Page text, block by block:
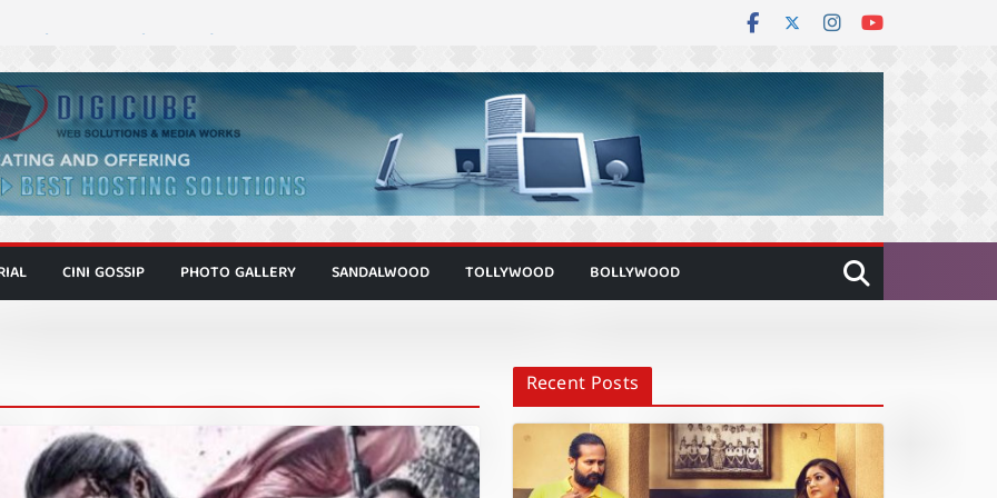
ಮಿತ್ರ ಅಭಿನಯದ “ಮಹಾನ್” ಫಸ್ಟ್ ಲುಕ್
ಕಿಟ್ಟಿ – ಮೇಘನಾರಾಜ್ ಅಭಿನಯದ “ಅಮರ್ಥ” ಚಿತ್ರ
ಅಜೇಯಂ” ಹಾಡಿದ ದೃಶ್ಯ ವೈಭವ
ಶಿವಣ್ಣ ಅಭಿನಯದ ‘ಬಾಸ್’ ಚಿತ್ರ ತೆರೆಗೆ
CINI GOSSIP PHOTO GALLERY SANDALWOOD TOLLYWOOD BOLLYWOOD
Recent Posts